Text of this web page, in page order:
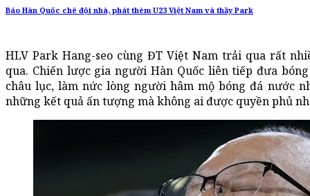
Báo Hàn Quốc chê đội nhà, phát thèm U23 Việt Nam và thầy Park
HLV Park Hang-seo cùng ĐT ​Việt Nam trải qua rất
qua. Chiến lược gia người Hàn Quốc liên tiếp đưa
châu lục, làm nức lòng người hâm mộ bóng đá nước
những kết quả ấn tượng mà không ai được quyền phủ